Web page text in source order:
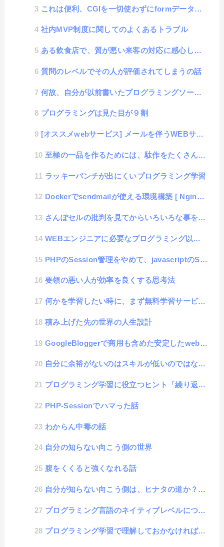
これは便利、CGIを一切使わずにformデータが収集できる、Google form活用方法
社内MVP制度に関してのよくあるトラブル
ある飲食店で、質が悪い来客の対応に感心した話
質問のレベルでその人が評価されてしまうの話
何故、自分が以前書いたプログラミングソースが稚拙に見えてしまうのか？
プログラミングは見た目が９割
[オススメwebサービス] メールを伴うWEBサービスやアプリを開発するときはMailtrapが便利
至極の一品を作るためには、駄作をたくさん作る必要がある話
ラッキーパンチが出にくいプログラミング学習
Dockerでsendmailが使える環境構築 [ Nginx-alphine + PHP-alph...
さんぽセルの批判を見てからいろいろな事を思い出した話
WEBエンジニアに必要なプログラミング以外のスキル
PHPのSession管理をやめて、javascriptのSessionStorageを採用した技術的な話
要領の悪い人が効率を良くする思考法
何かを学習したい時に、まず無料学習サービスを使わない人が、何をやっても学習できない事がわかった話
積み上げた先の世界の人生設計
GoogleBloggerで商用も含めた安定したwebサイト制作を求めて
自分に余裕がないのはスキルが低いのではなく、「○○」という悪魔の言葉を言ってしまうから
プログラミング学習に役立つヒント「繰り返しの学習」
PHP-Sessionでハマった話
わからん中毒の話
自分の知らない向こう側の世界
腹をくくると強くなれる話
自分が知らない向こう側は、ヒナタの道か？イバラの道か？
プログラミング言語のネイティブレベルについて
プログラミング学習で理解しておかなければいけない「ネガティブわからない」と「ポジティブわからない」